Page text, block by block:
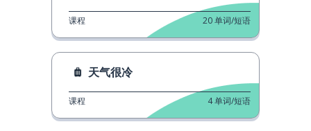
课程 20单词/短语
天气很冷
课程 4单词/短语